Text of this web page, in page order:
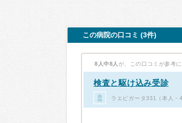
この病院の口コミ (3件)
8人中8人 が、この口コミが参考
検査と駆け込み受診
ラエビガータ331（本人・